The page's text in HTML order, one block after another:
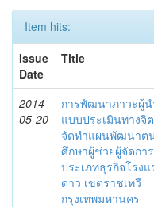
Item hits:
Issue
Date
Title
2014-
05-20
การพัฒนาภาวะผู้
แบบประเมินทางจิ
จัดทำแผนพัฒนาต
ศึกษาผู้ช่วยผู้จัดกา
ประเภทธุรกิจโรง
ดาว เขตราชเทวี
กรุงเทพมหานคร